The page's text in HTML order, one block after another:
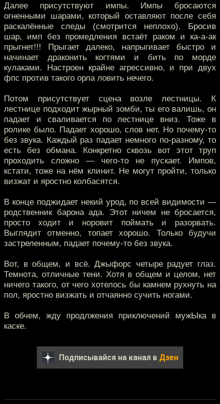
Далее присутствуют импы. Импы бросаются
огненными шарами, который оставляют после себя
раскалённые следы (смотрится неплохо). Бросив
шар, имп без промедления встаёт раком и ка-а-ак
прыгнет!!! Прыгает далеко, напрыгивает быстро и
начинает драконить когтями и бить по морде
кулаками. Настроен крайне агрессивно, и при двух
фпс против такого орла ловить нечего.
Потом присутствует сцена возле лестницы. К
лестнице подходит жырный зомби, ты его валишь, он
падает и сваливается по лестнице вниз. Тоже в
ролике было. Падает хорошо, слов нет. Но почему-то
без звука. Каждый раз падает немного по-разному, то
есть без обмана. Конкретно сквозь вот этот труп
проходить сложно — чего-то не пускает. Импов,
кстати, тоже на нём клинит. Не могут пройти, только
визжат и яростно колбасятся.
В конце поджидает некий урод, по всей видимости —
родственник барона ада. Этот ничем не бросается,
просто ходит и норовит поймать и разорвать.
Выглядит отменно, топает хорошо. Только будучи
застреленным, падает почему-то без звука.
Вот, в общем, и всё. Джыфорс четыре радует глаз.
Темнота, отличные тени. Хотя в общем и целом, нет
ничего такого, от чего хотелось бы камнем рухнуть на
пол, яростно визжать и отчаянно сучить ногами.
В обчем, жду продлжения приключений мужЫка в
каске.
Подписывайся на канал в Дзен